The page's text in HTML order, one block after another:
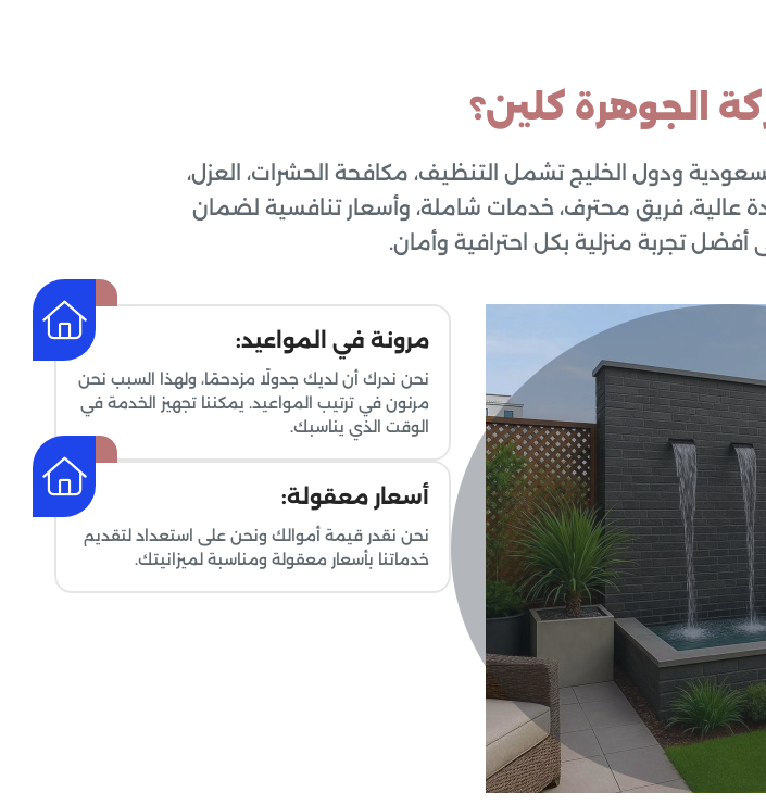
خدمات الدمام
خدمات الصيانة
الجوهرة كلين؟
ودول الخليج تشمل التنظيف، مكافحة الحشرات، العزل،
عالية، فريق محترف، خدمات شاملة، وأسعار تنافسية لضمان
تجربة منزلية بكل احترافية وأمان.
مرونة في المواعيد:
نحن ندرك أن لديك جدولًا مزدحمًا، ولهذا السبب نحن
مرنون في ترتيب المواعيد. يمكننا تجهيز الخدمة في
الوقت الذي يناسبك.
أسعار معقولة:
نحن نقدر قيمة أموالك ونحن على استعداد لتقديم
خدماتنا بأسعار معقولة ومناسبة لميزانيتك.